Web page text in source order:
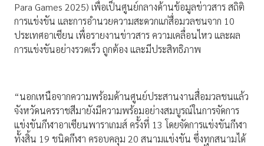
Para Games 2025) เพื่อเป็นศูนย์กลางด้านข้อมูลข่าวสาร สถิติ
การแข่งขัน และการอำนวยความสะดวกแก่สื่อมวลชนจาก 10
ประเทศอาเซียน เพื่อรายงานข่าวสาร ความเคลื่อนไหว และผล
การแข่งขันอย่างรวดเร็ว ถูกต้อง และมีประสิทธิภาพ
“นอกเหนือจากความพร้อมด้านศูนย์ประสานงานสื่อมวลชนแล้ว
จังหวัดนครราชสีมายังมีความพร้อมอย่างสมบูรณ์ในการจัดการ
แข่งขันกีฬาอาเซียนพาราเกมส์ ครั้งที่ 13 โดยจัดการแข่งขันกีฬา
ทั้งสิ้น 19 ชนิดกีฬา ครอบคลุม 20 สนามแข่งขัน ซึ่งทุกสนามได้